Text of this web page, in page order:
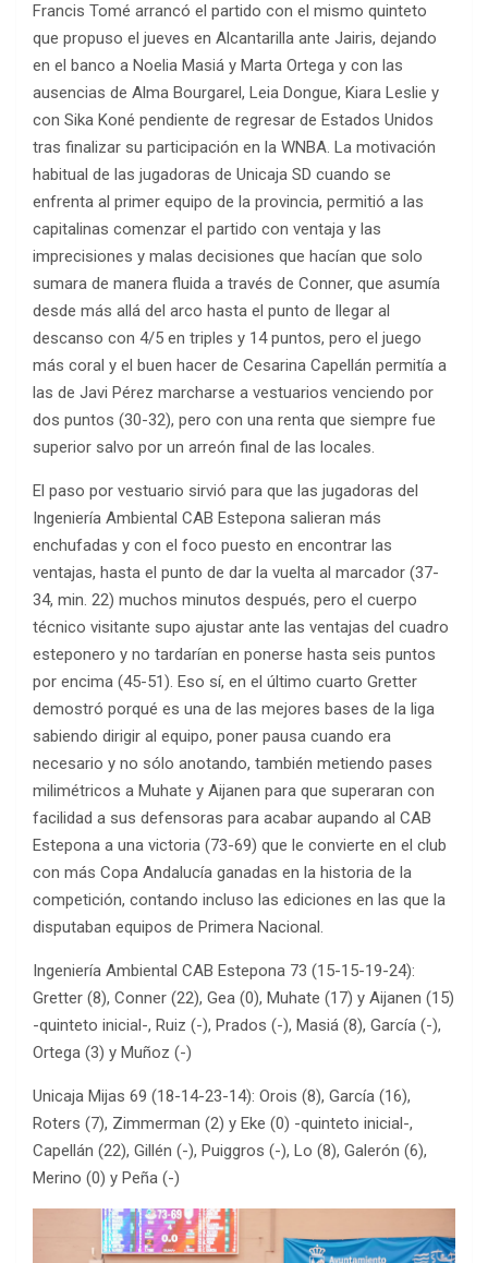
Francis Tomé arrancó el partido con el mismo quinteto
que propuso el jueves en Alcantarilla ante Jairis, dejando
en el banco a Noelia Masiá y Marta Ortega y con las
ausencias de Alma Bourgarel, Leia Dongue, Kiara Leslie y
con Sika Koné pendiente de regresar de Estados Unidos
tras finalizar su participación en la WNBA. La motivación
habitual de las jugadoras de Unicaja SD cuando se
enfrenta al primer equipo de la provincia, permitió a las
capitalinas comenzar el partido con ventaja y las
imprecisiones y malas decisiones que hacían que solo
sumara de manera fluida a través de Conner, que asumía
desde más allá del arco hasta el punto de llegar al
descanso con 4/5 en triples y 14 puntos, pero el juego
más coral y el buen hacer de Cesarina Capellán permitía a
las de Javi Pérez marcharse a vestuarios venciendo por
dos puntos (30-32), pero con una renta que siempre fue
superior salvo por un arreón final de las locales.
El paso por vestuario sirvió para que las jugadoras del
Ingeniería Ambiental CAB Estepona salieran más
enchufadas y con el foco puesto en encontrar las
ventajas, hasta el punto de dar la vuelta al marcador (37-
34, min. 22) muchos minutos después, pero el cuerpo
técnico visitante supo ajustar ante las ventajas del cuadro
esteponero y no tardarían en ponerse hasta seis puntos
por encima (45-51). Eso sí, en el último cuarto Gretter
demostró porqué es una de las mejores bases de la liga
sabiendo dirigir al equipo, poner pausa cuando era
necesario y no sólo anotando, también metiendo pases
milimétricos a Muhate y Aijanen para que superaran con
facilidad a sus defensoras para acabar aupando al CAB
Estepona a una victoria (73-69) que le convierte en el club
con más Copa Andalucía ganadas en la historia de la
competición, contando incluso las ediciones en las que la
disputaban equipos de Primera Nacional.
Ingeniería Ambiental CAB Estepona 73 (15-15-19-24):
Gretter (8), Conner (22), Gea (0), Muhate (17) y Aijanen (15)
-quinteto inicial-, Ruiz (-), Prados (-), Masiá (8), García (-),
Ortega (3) y Muñoz (-)
Unicaja Mijas 69 (18-14-23-14): Orois (8), García (16),
Roters (7), Zimmerman (2) y Eke (0) -quinteto inicial-,
Capellán (22), Gillén (-), Puiggros (-), Lo (8), Galerón (6),
Merino (0) y Peña (-)